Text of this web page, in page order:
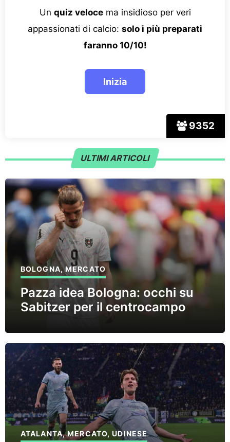
9352
Un quiz velocema insidioso per veri
appassionati di calcio: solo i più preparati
faranno 10/10!
ULTIMI ARTICOLI
BOLOGNA,MERCATO
Pazza idea Bologna: occhi su
Sabitzer per il centrocampo
ATALANTA,MERCATO,UDINESE